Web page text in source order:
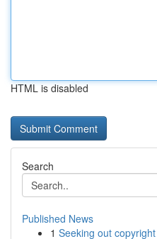
HTML is disabled
Search
Published News
1 Seeking out